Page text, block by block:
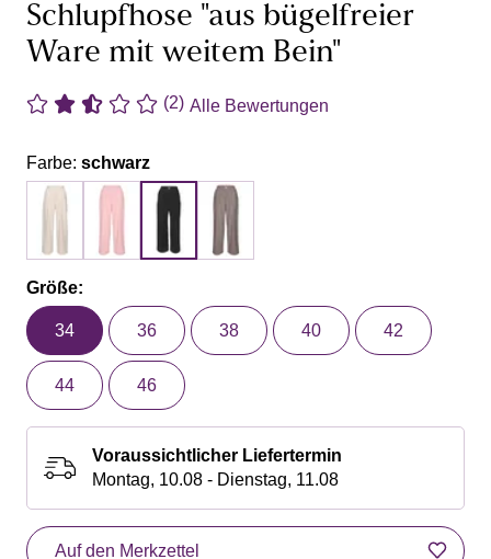
Schlupfhose "aus bügelfreier
Ware mit weitem Bein"
(2) Alle Bewertungen
Farbe: schwarz
Größe:
34 36 38 40 42
44 46
Voraussichtlicher Liefertermin
Montag, 10.08 - Dienstag, 11.08
Auf den Merkzettel